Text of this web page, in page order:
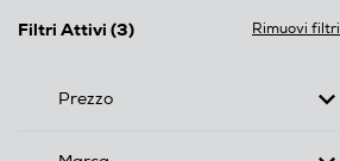
Filtri Attivi (3) Rimuovi filtri
Prezzo